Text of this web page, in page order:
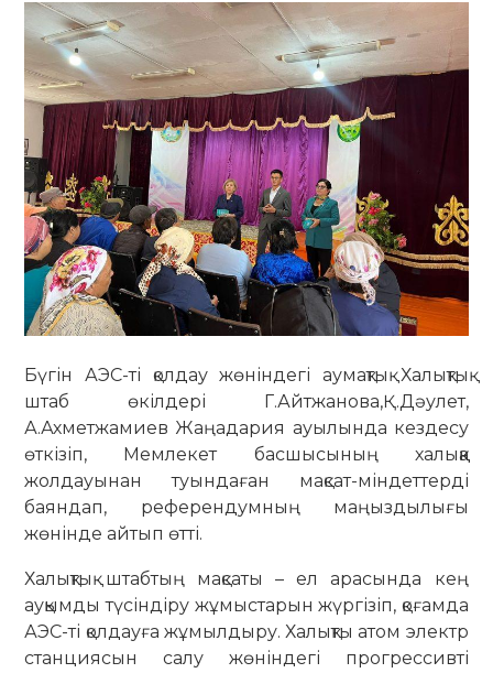
Бүгін АЭС-ті қолдау жөніндегі аумақтық Халықтық
штаб өкілдері Г.Айтжанова,Қ.Дәулет,
А.Ахметжамиев Жаңадария ауылында кездесу
өткізіп, Мемлекет басшысының халыққа
жолдауынан туындаған мақсат-міндеттерді
баяндап, референдумның маңыздылығы
жөнінде айтып өтті.
Халықтық штабтың мақсаты – ел арасында кең
ауқымды түсіндіру жұмыстарын жүргізіп, қоғамда
АЭС-ті қолдауға жұмылдыру. Халықты атом электр
станциясын салу жөніндегі прогрессивті